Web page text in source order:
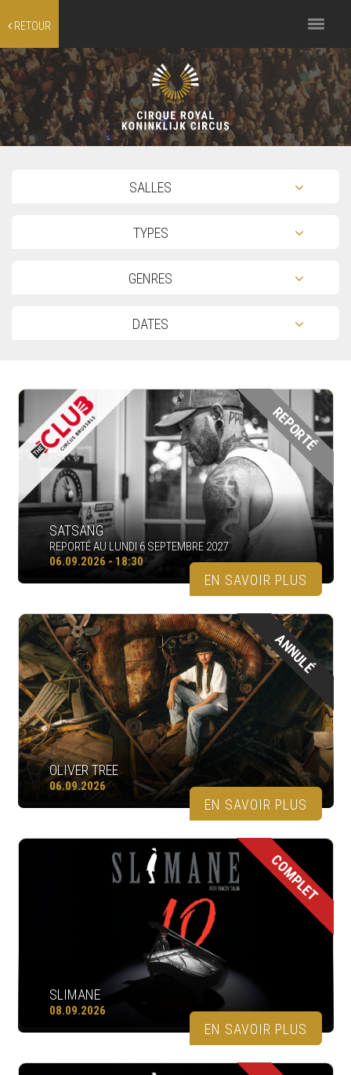
RETOUR
Toggle
navigation
SALLES
TYPES
GENRES
DATES
REPORTÉ
SATSANG
REPORTÉ AU LUNDI 6 SEPTEMBRE 2027
06.09.2026 - 18:30
EN SAVOIR PLUS
ANNULÉ
OLIVER TREE
06.09.2026
EN SAVOIR PLUS
COMPLET
SLIMANE
08.09.2026
EN SAVOIR PLUS